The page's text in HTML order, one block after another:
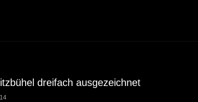
dreifach ausgezeichnet